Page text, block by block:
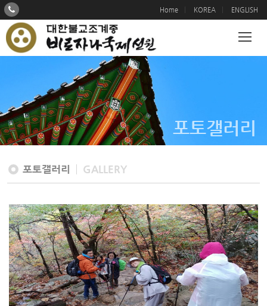
Home KOREA ENGLISH
포토갤러리
포토갤러리 GALLERY